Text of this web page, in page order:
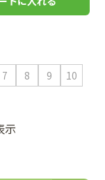
7 8 9 10
示